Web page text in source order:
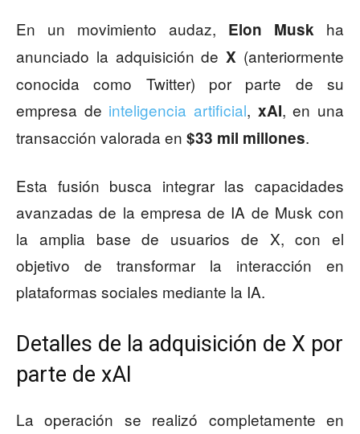
En un movimiento audaz, Elon Musk ha
anunciado la adquisición deX (anteriormente
conocida como Twitter) por parte de su
empresa de inteligencia artificial, xAI, en una
transacción valorada en $33 mil millones.
Esta fusión busca integrar las capacidades
avanzadas de la empresa de IA de Musk con
la amplia base de usuarios de X, con el
objetivo de transformar la interacción en
plataformas sociales mediante la IA.
Detalles de la adquisición de X por
parte de xAI
La operación se realizó completamente en